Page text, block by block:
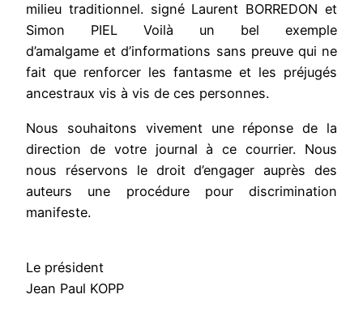
milieu traditionnel. signé Laurent BORREDON et
Simon PIEL Voilà un bel exemple
d’amalgame et d’informations sans preuve qui ne
fait que renforcer les fantasme et les préjugés
ancestraux vis à vis de ces personnes.
Nous souhaitons vivement une réponse de la
direction de votre journal à ce courrier. Nous
nous réservons le droit d’engager auprès des
auteurs une procédure pour discrimination
manifeste.
Le président
Jean Paul KOPP